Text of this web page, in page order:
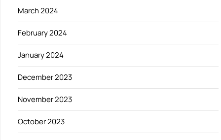
March 2024
February 2024
January 2024
December 2023
November 2023
October 2023